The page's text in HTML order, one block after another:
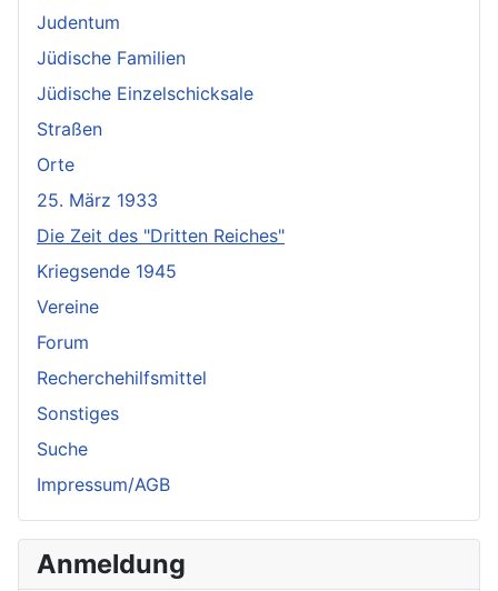
Judentum
Jüdische Familien
Jüdische Einzelschicksale
Straßen
Orte
25. März 1933
Die Zeit des "Dritten Reiches"
Kriegsende 1945
Vereine
Forum
Recherchehilfsmittel
Sonstiges
Suche
Impressum/AGB
Anmeldung